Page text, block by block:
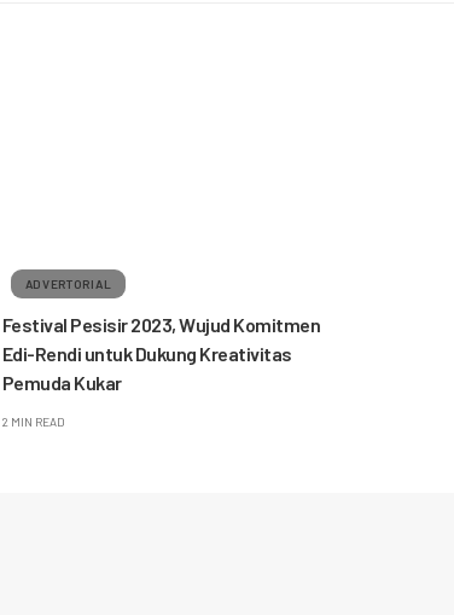
ADVERTORIAL
Festival Pesisir 2023, Wujud Komitmen
Edi-Rendi untuk Dukung Kreativitas
Pemuda Kukar
2 MIN READ